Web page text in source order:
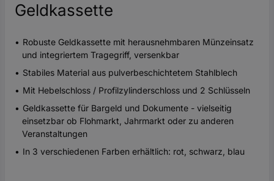
Geldkassette
Robuste Geldkassette mit herausnehmbaren Münzeinsatz
und integriertem Tragegriff, versenkbar
Stabiles Material aus pulverbeschichtetem Stahlblech
Mit Hebelschloss / Profilzylinderschloss und 2 Schlüsseln
Geldkassette für Bargeld und Dokumente - vielseitig
einsetzbar ob Flohmarkt, Jahrmarkt oder zu anderen
Veranstaltungen
In 3 verschiedenen Farben erhältlich: rot, schwarz, blau